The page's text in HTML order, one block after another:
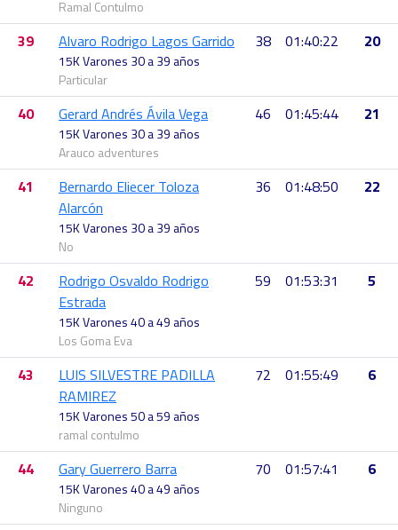
Ramal Contulmo
39 Alvaro Rodrigo Lagos Garrido
15K Varones 30 a 39 años
Particular
38 01:40:22 20
40 Gerard Andrés Ávila Vega
15K Varones 30 a 39 años
Arauco adventures
46 01:45:44 21
41
Bernardo Eliecer Toloza
Alarcón
15K Varones 30 a 39 años
No
36 01:48:50 22
42
Rodrigo Osvaldo Rodrigo
Estrada
15K Varones 40 a 49 años
Los Goma Eva
59 01:53:31 5
43
LUIS SILVESTRE PADILLA
RAMIREZ
15K Varones 50 a 59 años
ramal contulmo
72 01:55:49 6
44 Gary Guerrero Barra
15K Varones 40 a 49 años
Ninguno
70 01:57:41 6